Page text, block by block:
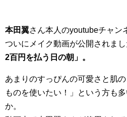
本田翼さん本人のyoutubeチャン
ついにメイク動画が公開されまし
2百円を払う日の朝」。
あまりのすっぴんの可愛さと肌
ものを使いたい！」という方も
か。